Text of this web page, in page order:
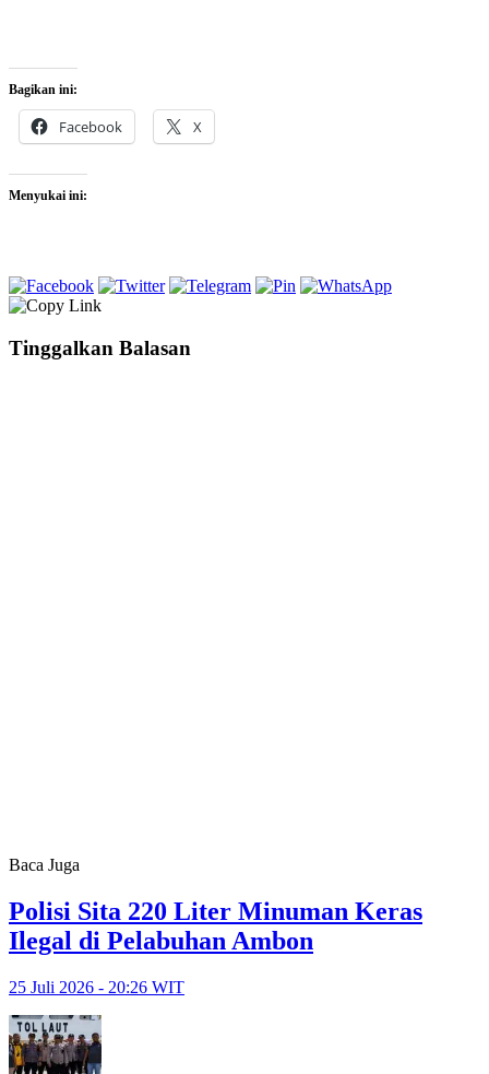
Bagikan ini:
Facebook X
Menyukai ini:
Tinggalkan Balasan
Baca Juga
Polisi Sita 220 Liter Minuman Keras
Ilegal di Pelabuhan Ambon
25 Juli 2026 - 20:26 WIT